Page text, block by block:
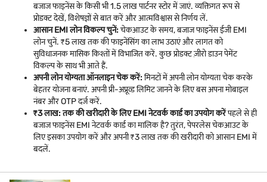
बजाज फाइनेंस के किसी भी 1.5 लाख पार्टनर स्टोर में जाएं. व्यक्तिगत रूप से
प्रोडक्ट देखें, विशेषज्ञों से बात करें और आत्मविश्वास से निर्णय लें.
आसान EMI लोन विकल्प चुनें:चेकआउट के समय, बजाज फाइनेंस ईजी EMI
लोन चुनें. ₹5 लाख तक की फाइनेंसिंग का लाभ उठाएं और लागत को
सुविधाजनक मासिक किश्तों में विभाजित करें. कुछ प्रोडक्ट ज़ीरो डाउन पेमेंट
विकल्प के साथ भी आते हैं.
अपनी लोन योग्यता ऑनलाइन चेक करें:मिनटों में अपनी लोन योग्यता चेक करके
बेहतर योजना बनाएं. अपनी प्री-अप्रूव्ड लिमिट जानने के लिए बस अपना मोबाइल
नंबर और OTP दर्ज करें.
₹3 लाख: तक की खरीदारी के लिए EMI नेटवर्क कार्ड का उपयोग करेंपहले से ही
बजाज फाइनेंस EMI नेटवर्क कार्ड का मालिक है? तुरंत, पेपरलेस चेकआउट के
लिए इसका उपयोग करें और अपनी ₹3 लाख तक की खरीदारी को आसान EMI में
बदलें.